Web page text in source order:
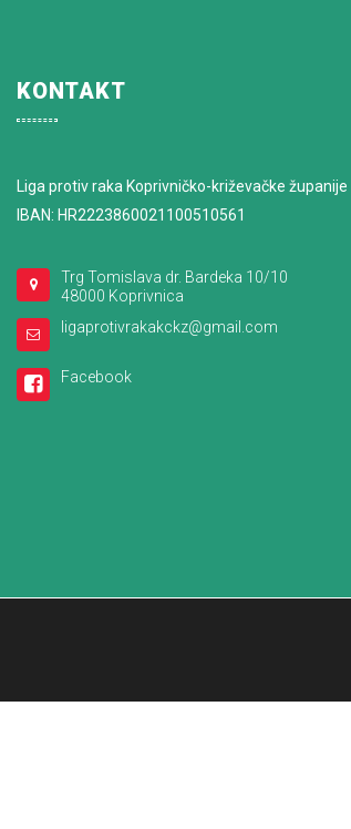
KONTAKT
Liga protiv raka Koprivničko-križevačke županije
IBAN: HR2223860021100510561
Trg Tomislava dr. Bardeka 10/10
48000 Koprivnica
ligaprotivrakakckz@gmail.com
Facebook